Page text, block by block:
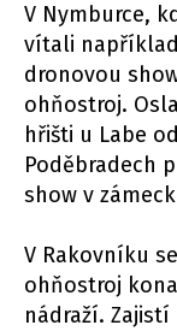
V Nymburce,
vítali
dronovou
ohňostroj.
hřišti u Labe
Poděbradech
show v
V Rakovníku
ohňostroj
nádraží.